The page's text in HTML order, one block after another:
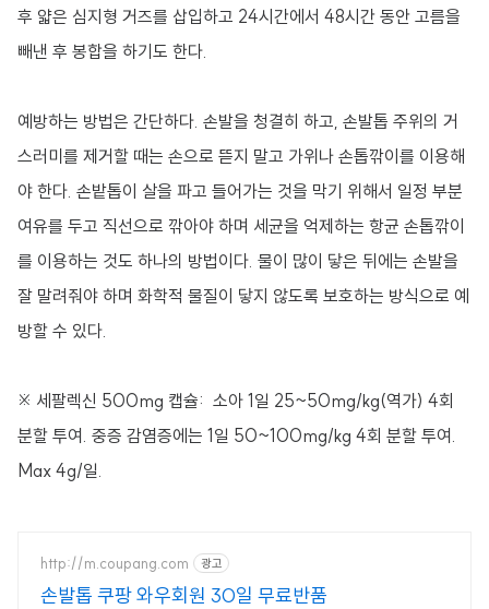
후 얇은 심지형 거즈를 삽입하고 24시간에서 48시간 동안 고름을
빼낸 후 봉합을 하기도 한다.
예방하는 방법은 간단하다. 손발을 청결히 하고, 손발톱 주위의 거
스러미를 제거할 때는 손으로 뜯지 말고 가위나 손톱깎이를 이용해
야 한다. 손밭톱이 살을 파고 들어가는 것을 막기 위해서 일정 부분
여유를 두고 직선으로 깎아야 하며 세균을 억제하는 항균 손톱깎이
를 이용하는 것도 하나의 방법이다. 물이 많이 닿은 뒤에는 손발을
잘 말려줘야 하며 화학적 물질이 닿지 않도록 보호하는 방식으로 예
방할 수 있다.
※ 세팔렉신 500mg 캡슐: 소아 1일 25~50mg/kg(역가) 4회
분할 투여. 중증 감염증에는 1일 50~100mg/kg 4회 분할 투여.
Max 4g/일.
http://m.coupang.com 광고
손발톱 쿠팡 와우회원 30일 무료반품